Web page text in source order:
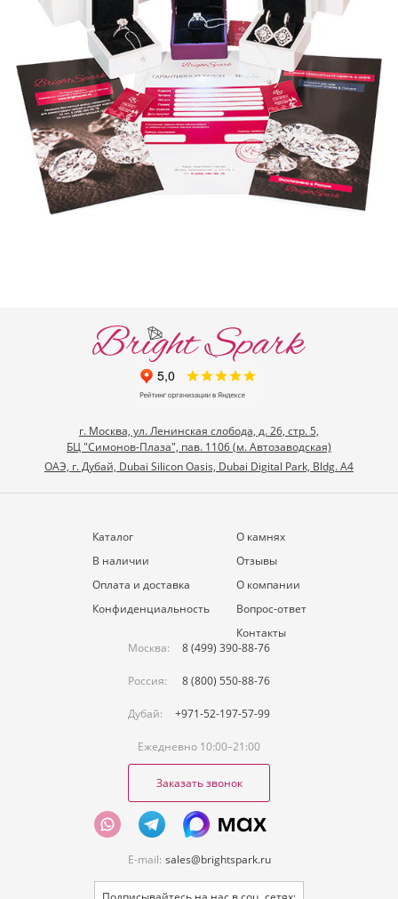
г. Москва, ул. Ленинская слобода, д. 26, стр. 5,
БЦ "Симонов-Плаза", пав. 1106 (м. Автозаводская)
ОАЭ, г. Дубай, Dubai Silicon Oasis, Dubai Digital Park, Bldg. A4
Каталог
В наличии
Оплата и доставка
Конфиденциальность
О камнях
Отзывы
О компании
Вопрос-ответ
Контакты
Москва:
8 (499) 390-88-76
Россия: 8 (800) 550-88-76
Дубай: +971-52-197-57-99
Ежедневно 10:00–21:00
Заказать звонок
E-mail: sales@brightspark.ru